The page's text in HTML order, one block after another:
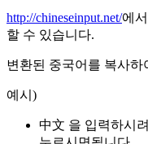
http://chineseinput.net/에
할 수 있습니다.
변환된 중국어를 복사하
예시)
中文 을 입력하시